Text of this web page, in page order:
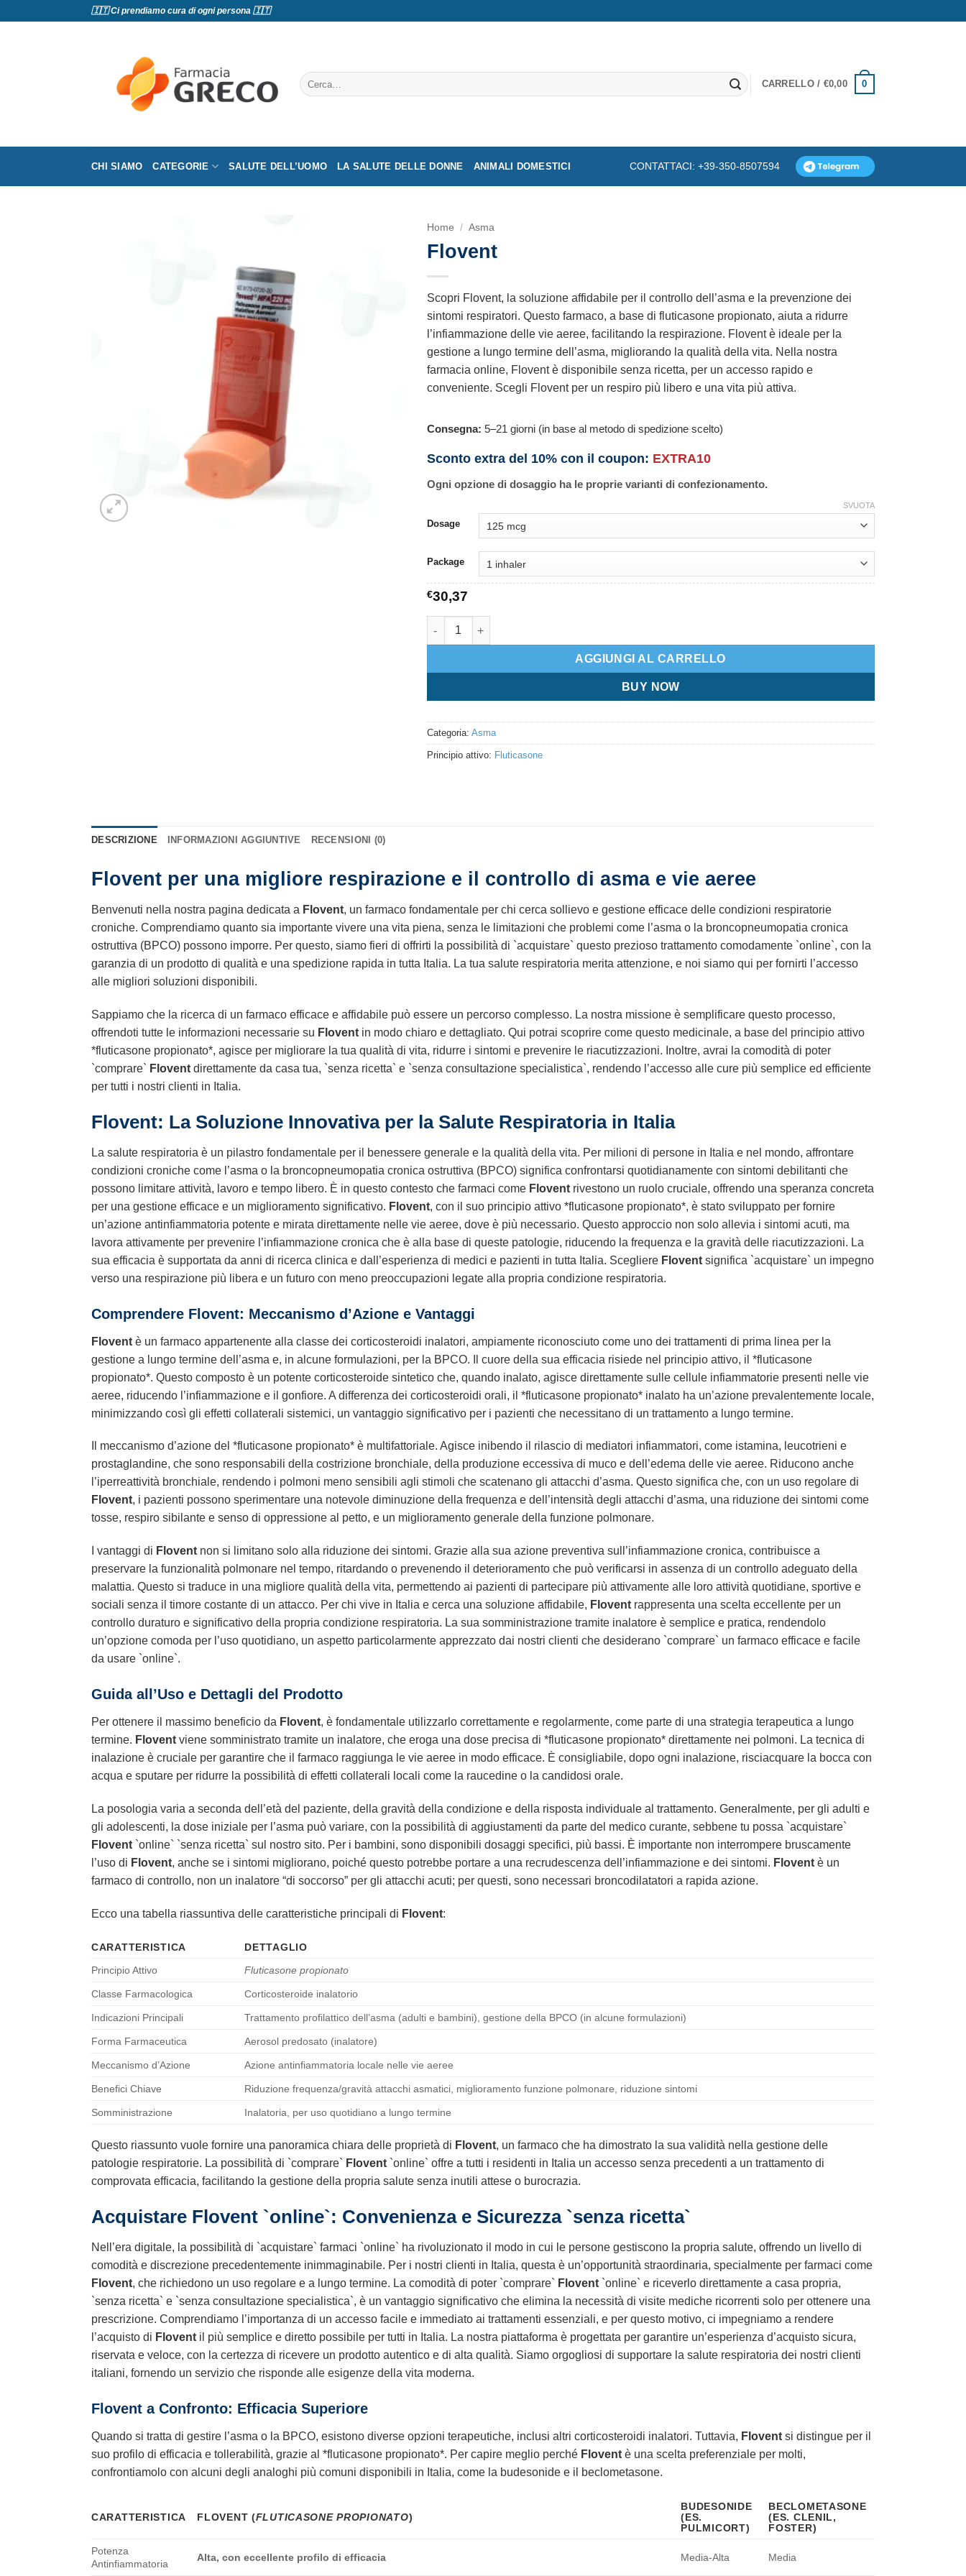
🇮🇹 Ci prendiamo cura di ogni persona 🇮🇹
Cerca:
CARRELLO / €0,00 0
CHI SIAMO CATEGORIE SALUTE DELL’UOMO LA SALUTE DELLE DONNE ANIMALI DOMESTICI CONTATTACI: +39-350-8507594
Home / Asma
Flovent
Scopri Flovent, la soluzione affidabile per il controllo dell’asma e la prevenzione dei
sintomi respiratori. Questo farmaco, a base di fluticasone propionato, aiuta a ridurre
l’infiammazione delle vie aeree, facilitando la respirazione. Flovent è ideale per la
gestione a lungo termine dell’asma, migliorando la qualità della vita. Nella nostra
farmacia online, Flovent è disponibile senza ricetta, per un accesso rapido e
conveniente. Scegli Flovent per un respiro più libero e una vita più attiva.
Consegna: 5–21 giorni (in base al metodo di spedizione scelto)
Sconto extra del 10% con il coupon: EXTRA10
Ogni opzione di dosaggio ha le proprie varianti di confezionamento.
Dosage
Package
SVUOTA
€30,37
Flovent quantità
AGGIUNGI AL CARRELLO
BUY NOW
Categoria: Asma
Principio attivo: Fluticasone
DESCRIZIONE INFORMAZIONI AGGIUNTIVE RECENSIONI (0)
Flovent per una migliore respirazione e il controllo di asma e vie aeree
Benvenuti nella nostra pagina dedicata a Flovent, un farmaco fondamentale per chi cerca sollievo e gestione efficace delle condizioni respiratorie
croniche. Comprendiamo quanto sia importante vivere una vita piena, senza le limitazioni che problemi come l’asma o la broncopneumopatia cronica
ostruttiva (BPCO) possono imporre. Per questo, siamo fieri di offrirti la possibilità di `acquistare` questo prezioso trattamento comodamente `online`, con la
garanzia di un prodotto di qualità e una spedizione rapida in tutta Italia. La tua salute respiratoria merita attenzione, e noi siamo qui per fornirti l’accesso
alle migliori soluzioni disponibili.
Sappiamo che la ricerca di un farmaco efficace e affidabile può essere un percorso complesso. La nostra missione è semplificare questo processo,
offrendoti tutte le informazioni necessarie su Flovent in modo chiaro e dettagliato. Qui potrai scoprire come questo medicinale, a base del principio attivo
*fluticasone propionato*, agisce per migliorare la tua qualità di vita, ridurre i sintomi e prevenire le riacutizzazioni. Inoltre, avrai la comodità di poter
`comprare` Flovent direttamente da casa tua, `senza ricetta` e `senza consultazione specialistica`, rendendo l’accesso alle cure più semplice ed efficiente
per tutti i nostri clienti in Italia.
Flovent: La Soluzione Innovativa per la Salute Respiratoria in Italia
La salute respiratoria è un pilastro fondamentale per il benessere generale e la qualità della vita. Per milioni di persone in Italia e nel mondo, affrontare
condizioni croniche come l’asma o la broncopneumopatia cronica ostruttiva (BPCO) significa confrontarsi quotidianamente con sintomi debilitanti che
possono limitare attività, lavoro e tempo libero. È in questo contesto che farmaci come Flovent rivestono un ruolo cruciale, offrendo una speranza concreta
per una gestione efficace e un miglioramento significativo. Flovent, con il suo principio attivo *fluticasone propionato*, è stato sviluppato per fornire
un’azione antinfiammatoria potente e mirata direttamente nelle vie aeree, dove è più necessario. Questo approccio non solo allevia i sintomi acuti, ma
lavora attivamente per prevenire l’infiammazione cronica che è alla base di queste patologie, riducendo la frequenza e la gravità delle riacutizzazioni. La
sua efficacia è supportata da anni di ricerca clinica e dall’esperienza di medici e pazienti in tutta Italia. Scegliere Flovent significa `acquistare` un impegno
verso una respirazione più libera e un futuro con meno preoccupazioni legate alla propria condizione respiratoria.
Comprendere Flovent: Meccanismo d’Azione e Vantaggi
Flovent è un farmaco appartenente alla classe dei corticosteroidi inalatori, ampiamente riconosciuto come uno dei trattamenti di prima linea per la
gestione a lungo termine dell’asma e, in alcune formulazioni, per la BPCO. Il cuore della sua efficacia risiede nel principio attivo, il *fluticasone
propionato*. Questo composto è un potente corticosteroide sintetico che, quando inalato, agisce direttamente sulle cellule infiammatorie presenti nelle vie
aeree, riducendo l’infiammazione e il gonfiore. A differenza dei corticosteroidi orali, il *fluticasone propionato* inalato ha un’azione prevalentemente locale,
minimizzando così gli effetti collaterali sistemici, un vantaggio significativo per i pazienti che necessitano di un trattamento a lungo termine.
Il meccanismo d’azione del *fluticasone propionato* è multifattoriale. Agisce inibendo il rilascio di mediatori infiammatori, come istamina, leucotrieni e
prostaglandine, che sono responsabili della costrizione bronchiale, della produzione eccessiva di muco e dell’edema delle vie aeree. Riducono anche
l’iperreattività bronchiale, rendendo i polmoni meno sensibili agli stimoli che scatenano gli attacchi d’asma. Questo significa che, con un uso regolare di
Flovent, i pazienti possono sperimentare una notevole diminuzione della frequenza e dell’intensità degli attacchi d’asma, una riduzione dei sintomi come
tosse, respiro sibilante e senso di oppressione al petto, e un miglioramento generale della funzione polmonare.
I vantaggi di Flovent non si limitano solo alla riduzione dei sintomi. Grazie alla sua azione preventiva sull’infiammazione cronica, contribuisce a
preservare la funzionalità polmonare nel tempo, ritardando o prevenendo il deterioramento che può verificarsi in assenza di un controllo adeguato della
malattia. Questo si traduce in una migliore qualità della vita, permettendo ai pazienti di partecipare più attivamente alle loro attività quotidiane, sportive e
sociali senza il timore costante di un attacco. Per chi vive in Italia e cerca una soluzione affidabile, Flovent rappresenta una scelta eccellente per un
controllo duraturo e significativo della propria condizione respiratoria. La sua somministrazione tramite inalatore è semplice e pratica, rendendolo
un’opzione comoda per l’uso quotidiano, un aspetto particolarmente apprezzato dai nostri clienti che desiderano `comprare` un farmaco efficace e facile
da usare `online`.
Guida all’Uso e Dettagli del Prodotto
Per ottenere il massimo beneficio da Flovent, è fondamentale utilizzarlo correttamente e regolarmente, come parte di una strategia terapeutica a lungo
termine. Flovent viene somministrato tramite un inalatore, che eroga una dose precisa di *fluticasone propionato* direttamente nei polmoni. La tecnica di
inalazione è cruciale per garantire che il farmaco raggiunga le vie aeree in modo efficace. È consigliabile, dopo ogni inalazione, risciacquare la bocca con
acqua e sputare per ridurre la possibilità di effetti collaterali locali come la raucedine o la candidosi orale.
La posologia varia a seconda dell’età del paziente, della gravità della condizione e della risposta individuale al trattamento. Generalmente, per gli adulti e
gli adolescenti, la dose iniziale per l’asma può variare, con la possibilità di aggiustamenti da parte del medico curante, sebbene tu possa `acquistare`
Flovent `online` `senza ricetta` sul nostro sito. Per i bambini, sono disponibili dosaggi specifici, più bassi. È importante non interrompere bruscamente
l’uso di Flovent, anche se i sintomi migliorano, poiché questo potrebbe portare a una recrudescenza dell’infiammazione e dei sintomi. Flovent è un
farmaco di controllo, non un inalatore “di soccorso” per gli attacchi acuti; per questi, sono necessari broncodilatatori a rapida azione.
Ecco una tabella riassuntiva delle caratteristiche principali di Flovent:
CARATTERISTICA
DETTAGLIO
Principio Attivo
Fluticasone propionato
Classe Farmacologica Corticosteroide inalatorio
Indicazioni Principali Trattamento profilattico dell’asma (adulti e bambini), gestione della BPCO (in alcune formulazioni)
Forma Farmaceutica Aerosol predosato (inalatore)
Meccanismo d’Azione Azione antinfiammatoria locale nelle vie aeree
Benefici Chiave Riduzione frequenza/gravità attacchi asmatici, miglioramento funzione polmonare, riduzione sintomi
Somministrazione Inalatoria, per uso quotidiano a lungo termine
Questo riassunto vuole fornire una panoramica chiara delle proprietà di Flovent, un farmaco che ha dimostrato la sua validità nella gestione delle
patologie respiratorie. La possibilità di `comprare` Flovent `online` offre a tutti i residenti in Italia un accesso senza precedenti a un trattamento di
comprovata efficacia, facilitando la gestione della propria salute senza inutili attese o burocrazia.
Acquistare Flovent `online`: Convenienza e Sicurezza `senza ricetta`
Nell’era digitale, la possibilità di `acquistare` farmaci `online` ha rivoluzionato il modo in cui le persone gestiscono la propria salute, offrendo un livello di
comodità e discrezione precedentemente inimmaginabile. Per i nostri clienti in Italia, questa è un’opportunità straordinaria, specialmente per farmaci come
Flovent, che richiedono un uso regolare e a lungo termine. La comodità di poter `comprare` Flovent `online` e riceverlo direttamente a casa propria,
`senza ricetta` e `senza consultazione specialistica`, è un vantaggio significativo che elimina la necessità di visite mediche ricorrenti solo per ottenere una
prescrizione. Comprendiamo l’importanza di un accesso facile e immediato ai trattamenti essenziali, e per questo motivo, ci impegniamo a rendere
l’acquisto di Flovent il più semplice e diretto possibile per tutti in Italia. La nostra piattaforma è progettata per garantire un’esperienza d’acquisto sicura,
riservata e veloce, con la certezza di ricevere un prodotto autentico e di alta qualità. Siamo orgogliosi di supportare la salute respiratoria dei nostri clienti
italiani, fornendo un servizio che risponde alle esigenze della vita moderna.
Flovent a Confronto: Efficacia Superiore
Quando si tratta di gestire l’asma o la BPCO, esistono diverse opzioni terapeutiche, inclusi altri corticosteroidi inalatori. Tuttavia, Flovent si distingue per il
suo profilo di efficacia e tollerabilità, grazie al *fluticasone propionato*. Per capire meglio perché Flovent è una scelta preferenziale per molti,
confrontiamolo con alcuni degli analoghi più comuni disponibili in Italia, come la budesonide e il beclometasone.
CARATTERISTICA FLOVENT (FLUTICASONE PROPIONATO)
BUDESONIDE
(ES.
PULMICORT)
BECLOMETASONE
(ES. CLENIL,
FOSTER)
Potenza
Antinfiammatoria
Alta, con eccellente profilo di efficacia Media-Alta Media